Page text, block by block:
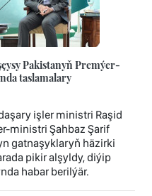
Pakistanyň Premýer-
taslamalary
işler ministri Raşid
ministri Şahbaz Şarif
gatnaşyklaryň häzirki
pikir alşyldy, diýip
habar berilýär.